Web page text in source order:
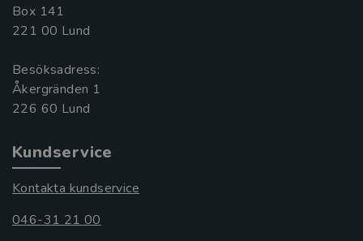
Box 141
221 00 Lund
Besöksadress:
Åkergränden 1
Kundservice
Kontakta kundservice
046-31 21 00